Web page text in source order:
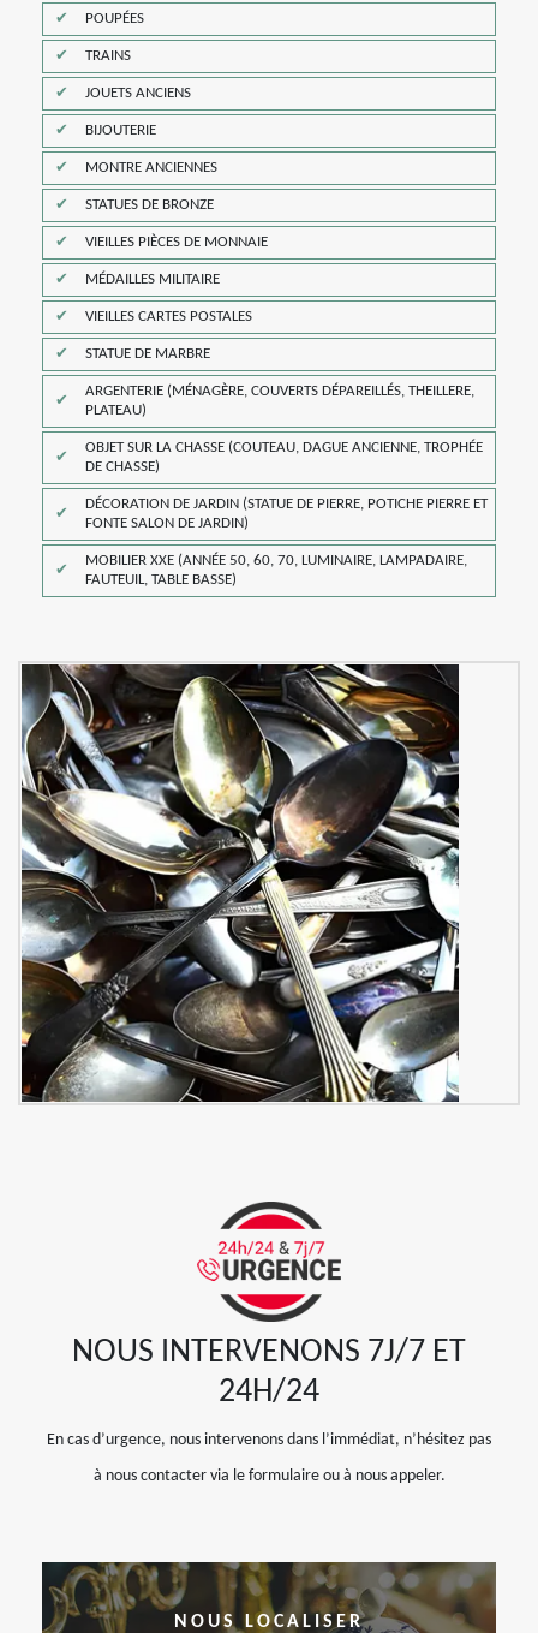
POUPÉES
TRAINS
JOUETS ANCIENS
BIJOUTERIE
MONTRE ANCIENNES
STATUES DE BRONZE
VIEILLES PIÈCES DE MONNAIE
MÉDAILLES MILITAIRE
VIEILLES CARTES POSTALES
STATUE DE MARBRE
ARGENTERIE (MÉNAGÈRE, COUVERTS DÉPAREILLÉS, THEILLERE,
PLATEAU)
OBJET SUR LA CHASSE (COUTEAU, DAGUE ANCIENNE, TROPHÉE
DE CHASSE)
DÉCORATION DE JARDIN (STATUE DE PIERRE, POTICHE PIERRE ET
FONTE SALON DE JARDIN)
MOBILIER XXE (ANNÉE 50, 60, 70, LUMINAIRE, LAMPADAIRE,
FAUTEUIL, TABLE BASSE)
NOUS INTERVENONS 7J/7 ET
24H/24
En cas d’urgence, nous intervenons dans l’immédiat, n’hésitez pas
à nous contacter via le formulaire ou à nous appeler.
NOUS LOCALISER